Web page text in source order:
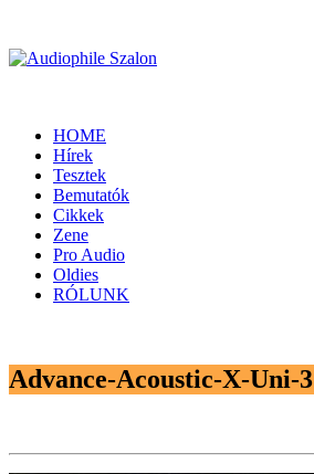
HOME
Hírek
Tesztek
Bemutatók
Cikkek
Zene
Pro Audio
Oldies
RÓLUNK
Advance-Acoustic-X-Uni-3